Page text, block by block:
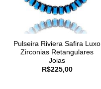
Pulseira Riviera Safira Luxo
Zirconias Retangulares
Joias
R$225,00